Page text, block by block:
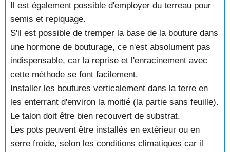
Il est également possible d'employer du terreau pour
semis et repiquage.
S'il est possible de tremper la base de la bouture dans
une hormone de bouturage, ce n'est absolument pas
indispensable, car la reprise et l'enracinement avec
cette méthode se font facilement.
Installer les boutures verticalement dans la terre en
les enterrant d'environ la moitié (la partie sans feuille).
Le talon doit être bien recouvert de substrat.
Les pots peuvent être installés en extérieur ou en
serre froide, selon les conditions climatiques car il